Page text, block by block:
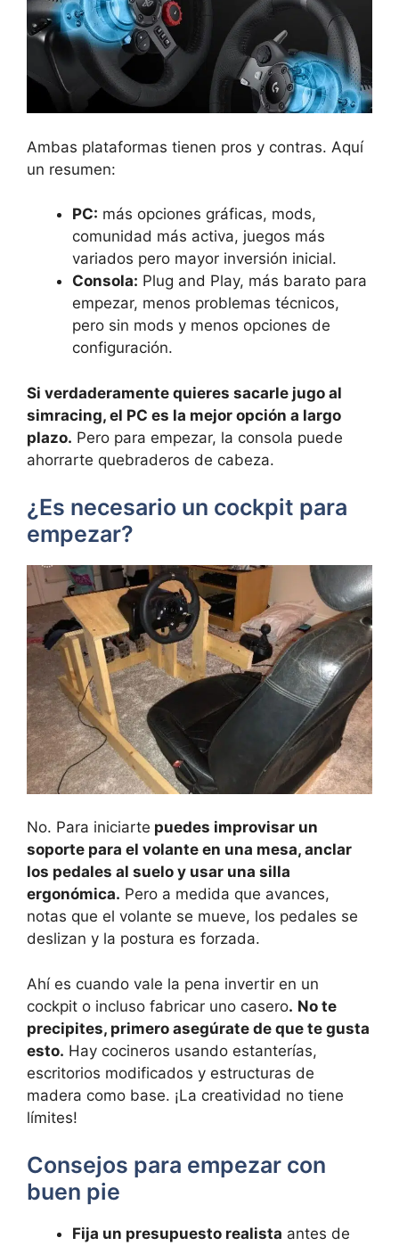
Ambas plataformas tienen pros y contras. Aquí
un resumen:
PC: más opciones gráficas, mods,
comunidad más activa, juegos más
variados pero mayor inversión inicial.
Consola: Plug and Play, más barato para
empezar, menos problemas técnicos,
pero sin mods y menos opciones de
configuración.
Si verdaderamente quieres sacarle jugo al
simracing, el PC es la mejor opción a largo
plazo. Pero para empezar, la consola puede
ahorrarte quebraderos de cabeza.
¿Es necesario un cockpit para
empezar?
No. Para iniciarte puedes improvisar un
soporte para el volante en una mesa, anclar
los pedales al suelo y usar una silla
ergonómica. Pero a medida que avances,
notas que el volante se mueve, los pedales se
deslizan y la postura es forzada.
Ahí es cuando vale la pena invertir en un
cockpit o incluso fabricar uno casero. No te
precipites, primero asegúrate de que te gusta
esto. Hay cocineros usando estanterías,
escritorios modificados y estructuras de
madera como base. ¡La creatividad no tiene
límites!
Consejos para empezar con
buen pie
Fija un presupuesto realista antes de